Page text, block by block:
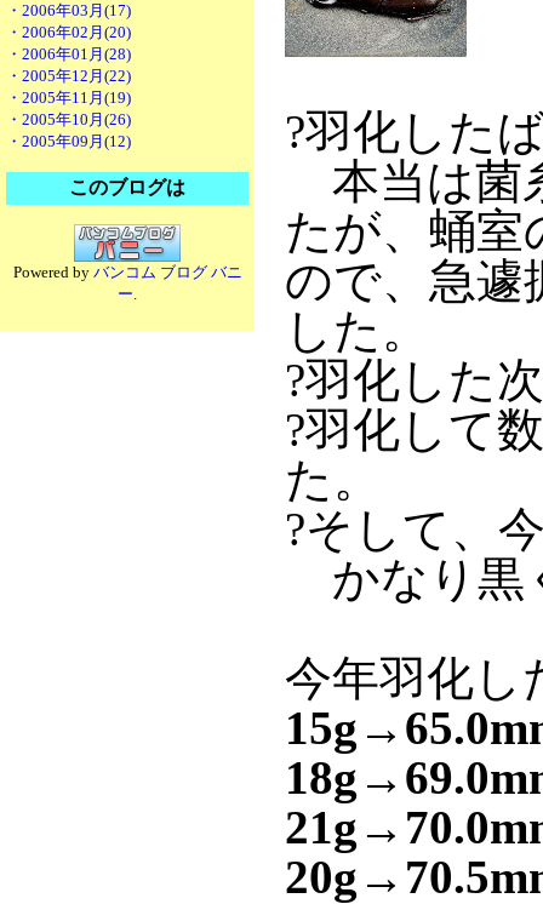
・2006年03月(17)
・2006年02月(20)
・2006年01月(28)
・2005年12月(22)
・2005年11月(19)
・2005年10月(26)
・2005年09月(12)
このブログは
Powered by バンコム ブログ バニ
ー.
?羽化した
本当は菌
たが、蛹室
ので、急遽
した。
?羽化した
?羽化して
た。
?そして、
かなり黒
今年羽化し